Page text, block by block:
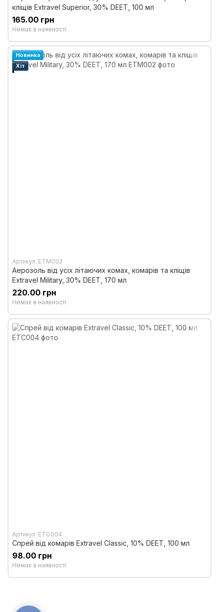
кліщів Extravel Superior, 30% DEET, 100 мл
165.00 грн
Немає в наявності
Новинка
Хіт
Артикул: ETM002
Аерозоль від усіх літаючих комах, комарів та кліщів
Extravel Military, 30% DEET, 170 мл
220.00 грн
Немає в наявності
Артикул: ETC004
Спрей від комарів Extravel Classic, 10% DEET, 100 мл
98.00 грн
Немає в наявності